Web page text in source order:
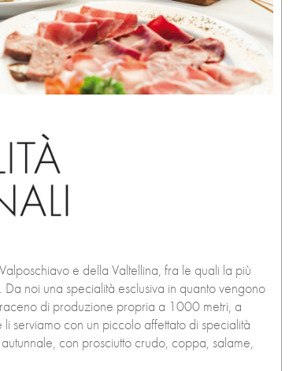
e della Valtellina, fra le quali la più
noi una specialità esclusiva in quanto vengono
di produzione propria a 1000 metri, a
serviamo con un piccolo affettato di specialità
con prosciutto crudo, coppa, salame,